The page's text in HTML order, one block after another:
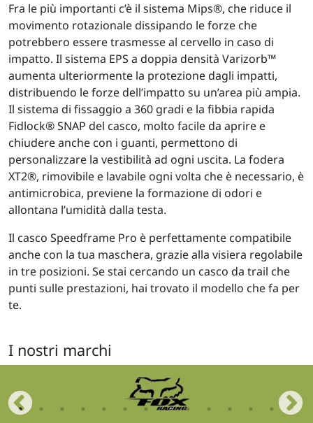
Fra le più importanti c’è il sistema Mips®, che riduce il
movimento rotazionale dissipando le forze che
potrebbero essere trasmesse al cervello in caso di
impatto. Il sistema EPS a doppia densità Varizorb™
aumenta ulteriormente la protezione dagli impatti,
distribuendo le forze dell’impatto su un’area più ampia.
Il sistema di fissaggio a 360 gradi e la fibbia rapida
Fidlock® SNAP del casco, molto facile da aprire e
chiudere anche con i guanti, permettono di
personalizzare la vestibilità ad ogni uscita. La fodera
XT2®, rimovibile e lavabile ogni volta che è necessario, è
antimicrobica, previene la formazione di odori e
allontana l’umidità dalla testa.
Il casco Speedframe Pro è perfettamente compatibile
anche con la tua maschera, grazie alla visiera regolabile
in tre posizioni. Se stai cercando un casco da trail che
punti sulle prestazioni, hai trovato il modello che fa per
te.
I nostri marchi